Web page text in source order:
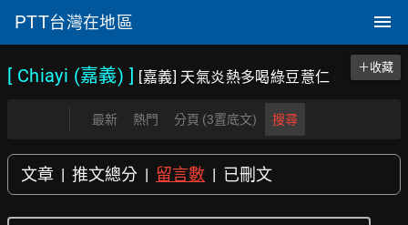
PTT台灣在地區
[ Chiayi (嘉義) ] [嘉義] 天氣炎熱多喝綠豆薏仁
＋收藏
最新 熱門 分頁 (3置底文) 搜尋
文章 | 推文總分 | 留言數 | 已刪文